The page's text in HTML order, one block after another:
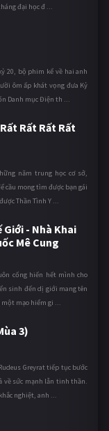
đại học đ ...
20, bộ phim kể về hai anh
ôm ấp khát vọng đưa Kỷ
Danh mục Điện th ...
Rất Rất Rất
năm trung học cơ sở,
cầu mong tìm được bạn gái
Thần Tình Y ...
Giới - Nhà Khai
Mê Cung
cống hiến hết mình cho
sinh đến dị giới mang tên
một mạo hiểm gi ...
3)
Greyrat tiếp tục bước
sức mạnh lẫn tinh thần.
nghiệt, anh ...